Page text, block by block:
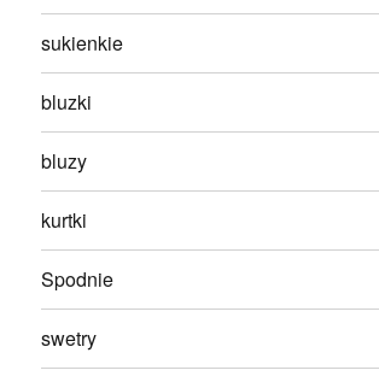
sukienkie
bluzki
bluzy
kurtki
Spodnie
swetry